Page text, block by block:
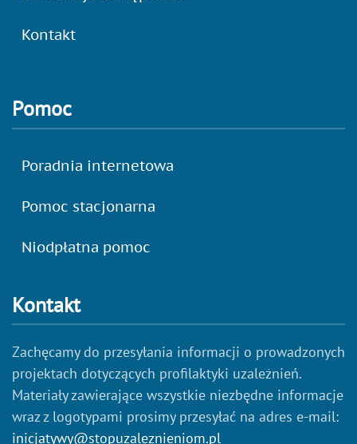
Kontakt
Pomoc
Poradnia internetowa
Pomoc stacjonarna
Niodpłatna pomoc
Kontakt
Zachęcamy do przesyłania informacji o prowadzonych
projektach dotyczących profilaktyki uzależnień.
Materiały zawierające wszystkie niezbędne informacje
wraz z logotypami prosimy przesyłać na adres e-mail:
inicjatywy@stopuzaleznieniom.pl